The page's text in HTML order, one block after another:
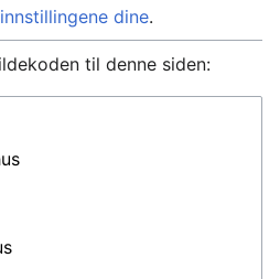
innstillingene dine.
til denne siden: